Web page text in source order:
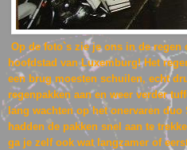
Op de foto`s zie je ons in de regen
hoofdstad van Luxemburg! Het
een brug moesten schuilen, echt
regenpakken aan en weer verder
lang wachten op het onervaren
hadden de pakken snel aan te
ga je zelf ook wat langzamer of